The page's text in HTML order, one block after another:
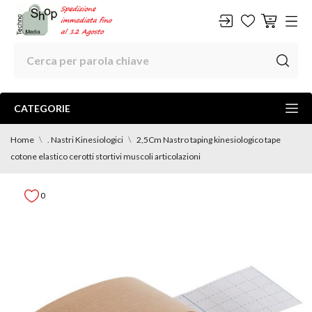
CATEGORIE
Home . Nastri Kinesiologici
2,5Cm Nastro taping kinesiologico tape
cotone elastico cerotti stortivi muscoli articolazioni
0